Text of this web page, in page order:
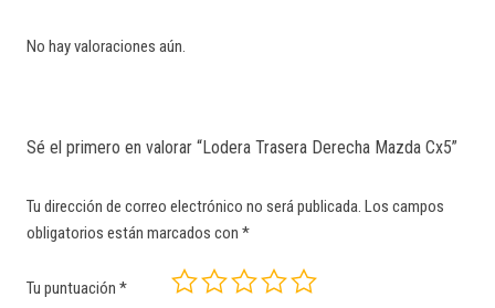
No hay valoraciones aún.
Sé el primero en valorar “Lodera Trasera Derecha Mazda Cx5”
Tu dirección de correo electrónico no será publicada. Los campos
obligatorios están marcados con *
Tu puntuación *